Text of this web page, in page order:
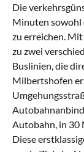
Die
Minuten sowohl
zu erreichen.
zu zwei
Buslinien, die
Milbertshofen
Autobahn, in 30
Diese